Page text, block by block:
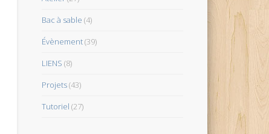
Bac à sable (4)
Évènement(39)
LIENS (8)
Projets(43)
Tutoriel (27)